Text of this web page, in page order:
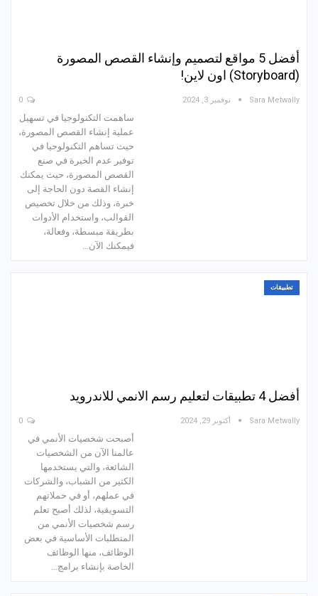
أفضل 5 مواقع لتصميم وإنشاء القصص المصورة
(Storyboard) اون لاين!
Sara Metwally نوفمبر 3, 2024
ساهمت التكنولوجيا في تسهيل
عملية إنشاء القصص المصورة،
حيث تساهم التكنولوجيا في
توفير عدم الخبرة في صنع
القصص المصورة، حيث يمكنك
إنشاء القصة دون الحاجة إلى
خبرة، وذلك من خلال تخصيص
القوالب، واستخدام الأدوات
بطريقة مبسطة، وفعالة،
فيمكنك الآن…
تطبيقات
أفضل 4 تطبيقات لتعليم رسم الانمي للاندرويد
Sara Metwally أكتوبر 29, 2024
أصبحت شخصيات الأنمي في
عالمنا الآن من الشخصيات
الشائعة، والتي يستخدمها
الكثير من الشباب، والشركات
في عملهم، أو في حملاتهم
التسويقية، لذلك أصبح تعلم
رسم شخصيات الأنمي من
المتطلبات الأساسية في بعض
الوظائف، منها الوظائف
الخاصة بإنشاء برامج…